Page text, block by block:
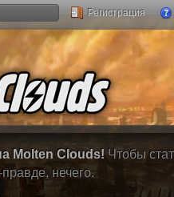
Регистрация
Molten Clouds! Чтобы
нечего.